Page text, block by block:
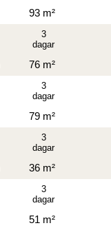
93 m²
76 m²
3
dagar
79 m²
3
dagar
36 m²
3
dagar
51 m²
3
dagar